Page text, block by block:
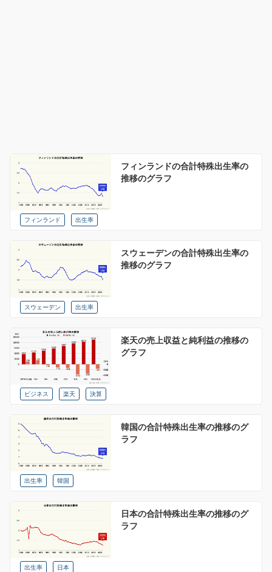
フィンランドの合計特殊出生率の
推移のグラフ
フィンランド 出生率
スウェーデンの合計特殊出生率の
推移のグラフ
スウェーデン 出生率
楽天の売上収益と純利益の推移の
グラフ
ビジネス 楽天 決算
韓国の合計特殊出生率の推移のグ
ラフ
出生率 韓国
日本の合計特殊出生率の推移のグ
ラフ
出生率 日本